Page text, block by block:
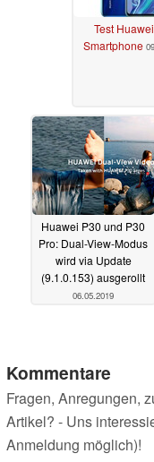
Test
Smartphone
Huawei P30 und P30
Pro: Dual-View-Modus
wird via Update
(9.1.0.153) ausgerollt
06.05.2019
Kommentare
Fragen, Anregungen,
Artikel? - Uns
Anmeldung möglich)!